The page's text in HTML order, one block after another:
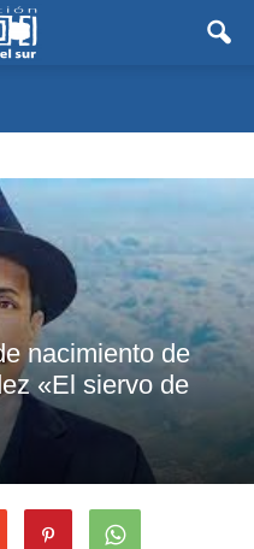
nacimiento de
«El siervo de